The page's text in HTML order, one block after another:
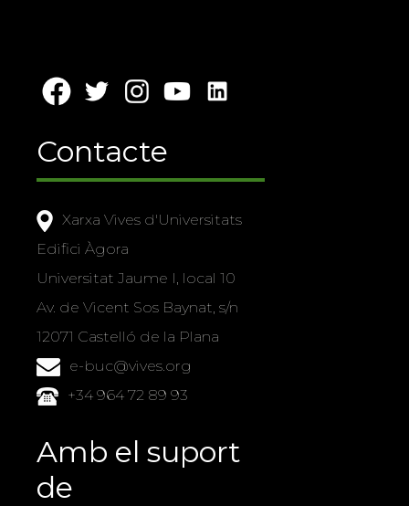
Contacte
Xarxa Vives d'Universitats
Edifici Àgora
Universitat Jaume I, local 10
Av. de Vicent Sos Baynat, s/n
12071 Castelló de la Plana
e-buc@vives.org
+34 964 72 89 93
Amb el suport
de